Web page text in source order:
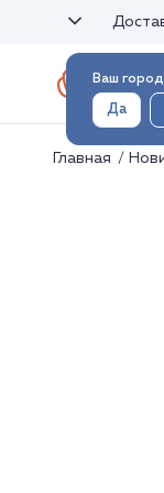
Ваш город
Да
Главная